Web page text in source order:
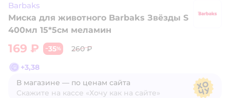
Barbaks
Миска для животного Barbaks Звёзды S
400мл 15*5см меламин
169 ₽ −35%
260 ₽
+3,38
В магазине — по ценам сайта
Скажите на кассе «Хочу как на сайте»